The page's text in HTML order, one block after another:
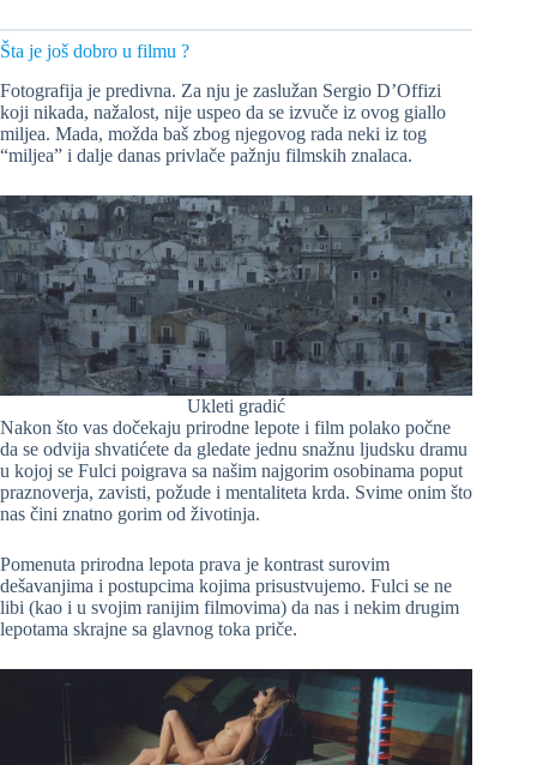
Šta je još dobro u filmu ?
Fotografija je predivna. Za nju je zaslužan Sergio D’Offizi
koji nikada, nažalost, nije uspeo da se izvuče iz ovog giallo
miljea. Mada, možda baš zbog njegovog rada neki iz tog
“miljea” i dalje danas privlače pažnju filmskih znalaca.
Ukleti gradić
Nakon što vas dočekaju prirodne lepote i film polako počne
da se odvija shvatićete da gledate jednu snažnu ljudsku dramu
u kojoj se Fulci poigrava sa našim najgorim osobinama poput
praznoverja, zavisti, požude i mentaliteta krda. Svime onim što
nas čini znatno gorim od životinja.
Pomenuta prirodna lepota prava je kontrast surovim
dešavanjima i postupcima kojima prisustvujemo. Fulci se ne
libi (kao i u svojim ranijim filmovima) da nas i nekim drugim
lepotama skrajne sa glavnog toka priče.